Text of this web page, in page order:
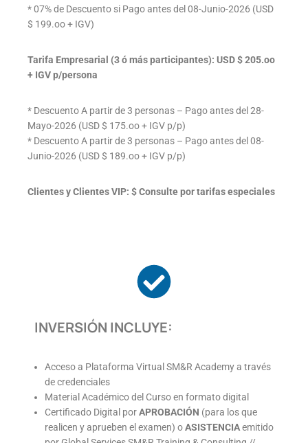
* 07% de Descuento si Pago antes del 08-Junio-2026 (USD
$ 199.oo + IGV)
Tarifa Empresarial (3 ó más participantes): USD $ 205.oo
+ IGV p/persona
* Descuento A partir de 3 personas – Pago antes del 28-
Mayo-2026 (USD $ 175.oo + IGV p/p)
* Descuento A partir de 3 personas – Pago antes del 08-
Junio-2026 (USD $ 189.oo + IGV p/p)
Clientes y Clientes VIP: $ Consulte por tarifas especiales
INVERSIÓN INCLUYE:
Acceso a Plataforma Virtual SM&R Academy a través
de credenciales
Material Académico del Curso en formato digital
Certificado Digital porAPROBACIÓN (para los que
realicen y aprueben el examen) oASISTENCIAemitido